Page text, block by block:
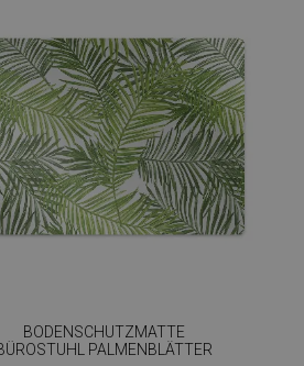
BODENSCHUTZMATTE
PALMENBLÄTTER